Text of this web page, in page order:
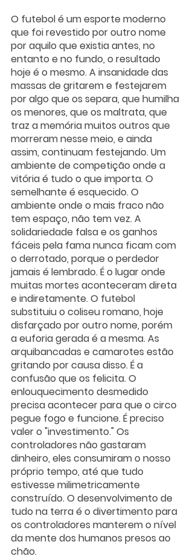
O futebol é um esporte moderno
que foi revestido por outro nome
por aquilo que existia antes, no
entanto e no fundo, o resultado
hoje é o mesmo. A insanidade das
massas de gritarem e festejarem
por algo que os separa, que humilha
os menores, que os maltrata, que
traz a memória muitos outros que
morreram nesse meio, e ainda
assim, continuam festejando. Um
ambiente de competição onde a
vitória é tudo o que importa. O
semelhante é esquecido. O
ambiente onde o mais fraco não
tem espaço, não tem vez. A
solidariedade falsa e os ganhos
fáceis pela fama nunca ficam com
o derrotado, porque o perdedor
jamais é lembrado. É o lugar onde
muitas mortes aconteceram direta
e indiretamente. O futebol
substituiu o coliseu romano, hoje
disfarçado por outro nome, porém
a euforia gerada é a mesma. As
arquibancadas e camarotes estão
gritando por causa disso. É a
confusão que os felicita. O
enlouquecimento desmedido
precisa acontecer para que o circo
pegue fogo e funcione. É preciso
valer o "investimento." Os
controladores não gastaram
dinheiro, eles consumiram o nosso
próprio tempo, até que tudo
estivesse milimetricamente
construído. O desenvolvimento de
tudo na terra é o divertimento para
os controladores manterem o nível
da mente dos humanos presos ao
chão.